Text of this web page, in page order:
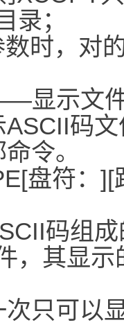
录；
数时，对
显示文
码
令。
盘符：
码组
，其显
次只可以